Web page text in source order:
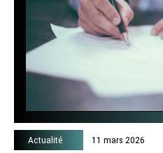
Actualité 11 mars 2026